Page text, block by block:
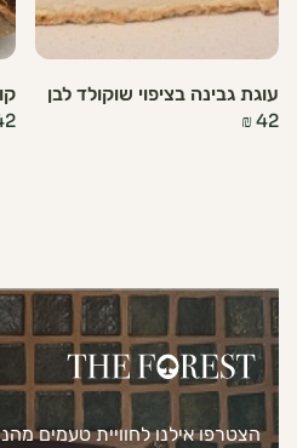
עוגת גבינה בציפוי שוקולד לבן
₪42
הצטרפו אילנו לחוויית טעמים